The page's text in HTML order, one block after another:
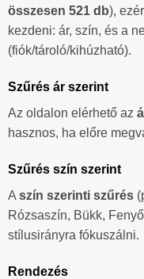
összesen 521 db),
kezdeni: ár, szín, és a
(fiók/tároló/kihúzható).
Szűrés ár szerint
Az oldalon elérhető az
hasznos, ha előre
Szűrés szín szerint
A szín szerinti szűrés
Rózsaszín, Bükk,
stílusirányra fókuszálni.
Rendezés